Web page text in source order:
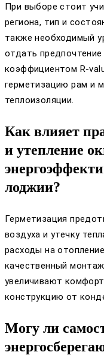
При выборе стоит
региона, тип и
также необходимый
отдать
коэффициентом R-
герметизацию рам и
теплоизоляции.
Как влияет
и утепление
лоджии?
Герметизация
воздуха и утечку
расходы на
качественный
увеличивают
конструкцию от
Могу ли